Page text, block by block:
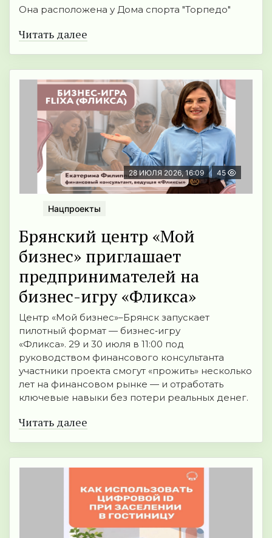
Она расположена у Дома спорта "Торпедо"
Читать далее
28 ИЮЛЯ 2026, 16:09 45
Нацпроекты
Брянский центр «Мой
бизнес» приглашает
предпринимателей на
бизнес-игру «Фликса»
Центр «Мой бизнес»–Брянск запускает
пилотный формат — бизнес‑игру
«Фликса». 29 и 30 июля в 11:00 под
руководством финансового консультанта
участники проекта смогут «прожить» несколько
лет на финансовом рынке — и отработать
ключевые навыки без потери реальных денег.
Читать далее